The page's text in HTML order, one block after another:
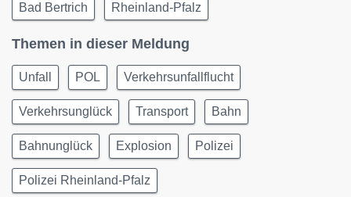
Bad Bertrich Rheinland-Pfalz
Themen in dieser Meldung
Unfall POL Verkehrsunfallflucht
Verkehrsunglück Transport Bahn
Bahnunglück Explosion Polizei
Polizei Rheinland-Pfalz